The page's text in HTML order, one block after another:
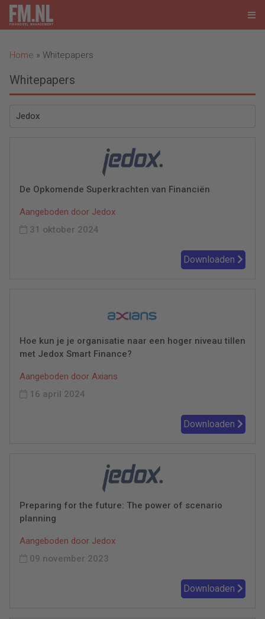
Home » Whitepapers
Whitepapers
De Opkomende Superkrachten van Financiën
Aangeboden door Jedox
31 oktober 2024
Downloaden
Hoe kun je je organisatie naar een hoger niveau tillen
met Jedox Smart Finance?
Aangeboden door Axians
16 april 2024
Downloaden
Preparing for the future: The power of scenario
planning
Aangeboden door Jedox
09 november 2023
Downloaden